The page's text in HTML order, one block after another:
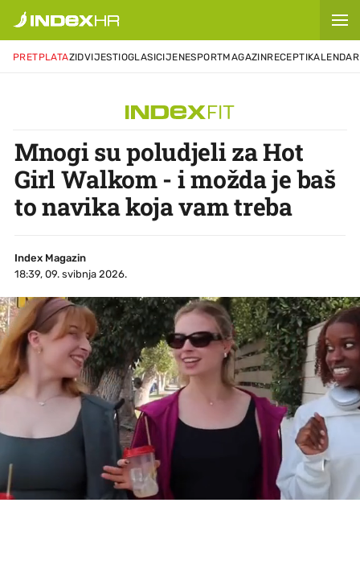
PRETPLATAZIDVIJESTIOGLASICIJENESPORTMAGAZINRECEPTIKALENDAR
Mnogi su poludjeli za Hot
Girl Walkom - i možda je baš
to navika koja vam treba
Index Magazin
18:39, 09. svibnja 2026.